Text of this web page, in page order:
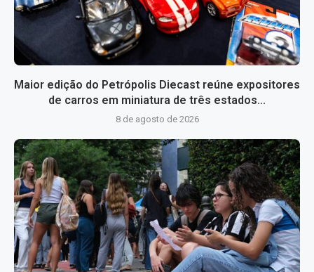
Maior edição do Petrópolis Diecast reúne expositores
de carros em miniatura de três estados...
8 de agosto de 2026